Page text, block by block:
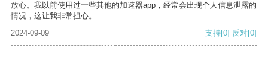
放心。我以前使用过一些其他的加速器app，经常会出现个人信息泄露的
情况，这让我非常担心。
2024-09-09
支持[0] 反对[0]